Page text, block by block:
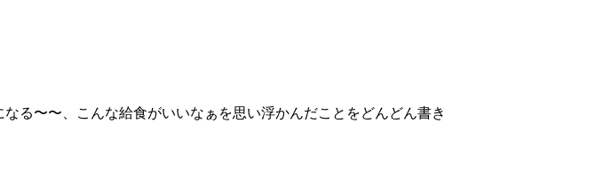
る〜〜、こんな給食がいいなぁを思い浮かんだことをどんどん書き